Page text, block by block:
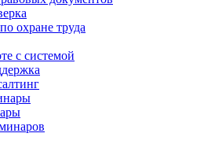
охране труда
с системой